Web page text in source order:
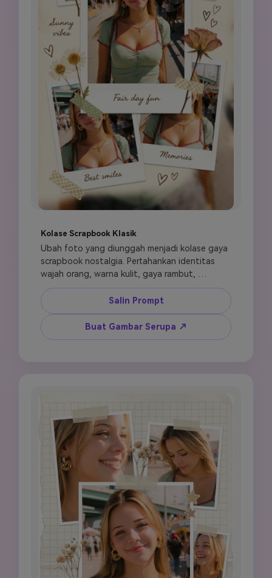
Kolase Scrapbook Klasik
Ubah foto yang diunggah menjadi kolase gaya
scrapbook nostalgia. Pertahankan identitas
wajah orang, warna kulit, gaya rambut,
ekspresi, dan aksesori yang terlihat seakurat
mungkin. Buat komposisi berlapis dengan
potongan foto gaya Polaroid yang tumpang
tindih di latar belakang kertas krem tua.
Tambahkan stiker bunga kering yang dipres,
dreamy, dan suasana buatan tangan yang
nyaman. Vertikal 9:16, ramah Instagram story,
tanpa warna mencolok, tanpa tata letak
berantakan.
Salin Prompt
Buat Gambar Serupa ↗